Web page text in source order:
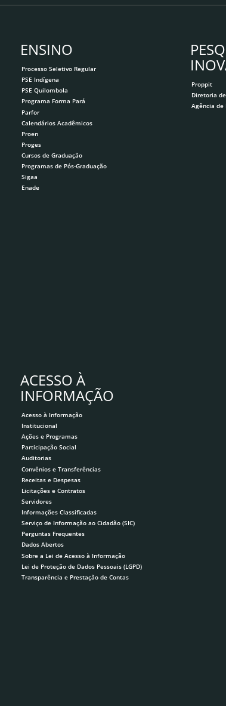
ENSINO
Processo Seletivo Regular
PSE Indígena
PSE Quilombola
Programa Forma Pará
Parfor
Calendários Acadêmicos
Proen
Proges
Cursos de Graduação
Programas de Pós-Graduação
Sigaa
Enade
Proppit
Diretoria
Agência de
ACESSO À
INFORMAÇÃO
Acesso à Informação
Institucional
Ações e Programas
Participação Social
Auditorias
Convênios e Transferências
Receitas e Despesas
Licitações e Contratos
Servidores
Informações Classificadas
Serviço de Informação ao Cidadão (SIC)
Perguntas Frequentes
Dados Abertos
Sobre a Lei de Acesso à Informação
Lei de Proteção de Dados Pessoais (LGPD)
Transparência e Prestação de Contas